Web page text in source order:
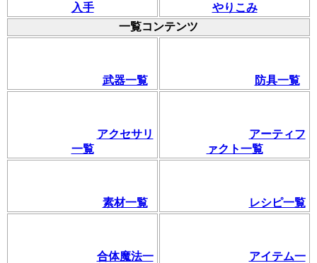
入手
やりこみ
一覧コンテンツ
武器一覧 防具一覧
アクセサリ
一覧
アーティフ
ァクト一覧
素材一覧 レシピ一覧
合体魔法一
アイテム一